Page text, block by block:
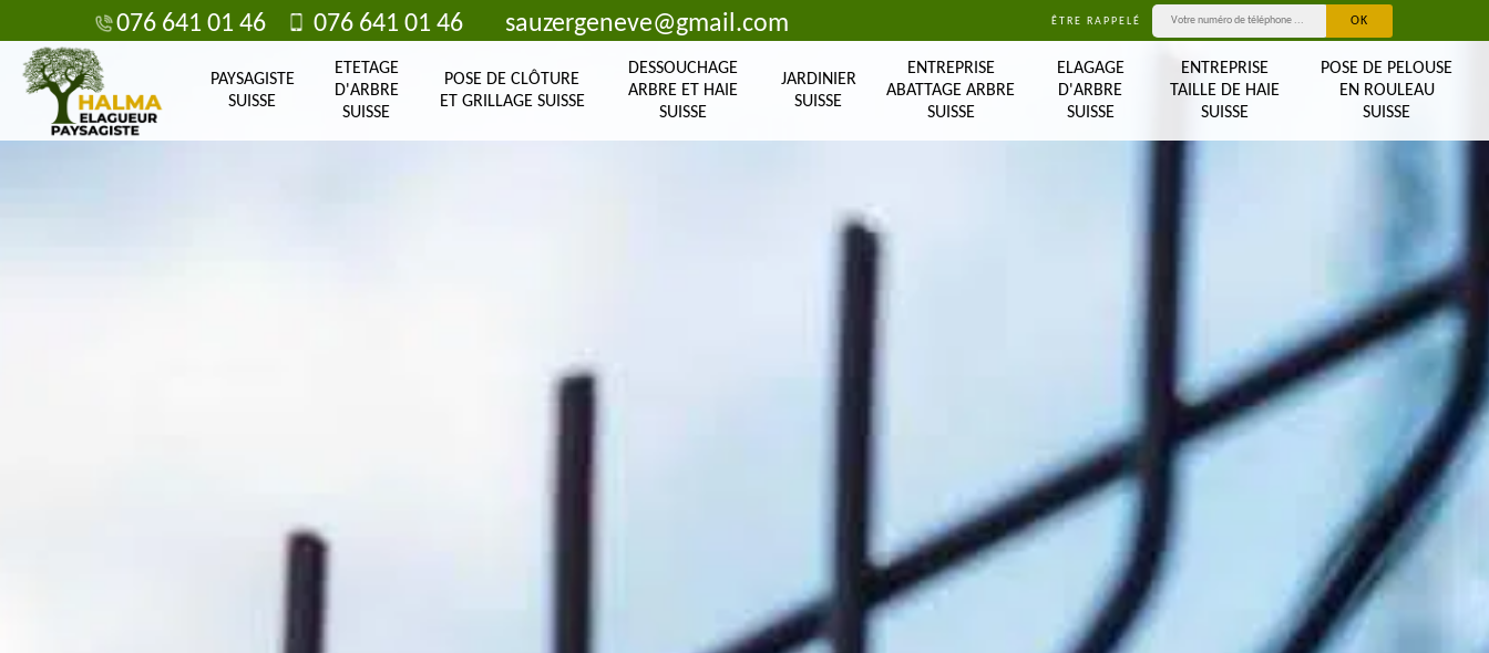
076 641 01 46 076 641 01 46 sauzergeneve@gmail.com ÊTRE RAPPELÉ
PAYSAGISTE
SUISSE
ETETAGE
D'ARBRE
SUISSE
POSE DE CLÔTURE
ET GRILLAGE SUISSE
DESSOUCHAGE
ARBRE ET HAIE
SUISSE
JARDINIER
SUISSE
ENTREPRISE
ABATTAGE ARBRE
SUISSE
ELAGAGE
D'ARBRE
SUISSE
ENTREPRISE
TAILLE DE HAIE
SUISSE
POSE DE PELOUSE
EN ROULEAU
SUISSE